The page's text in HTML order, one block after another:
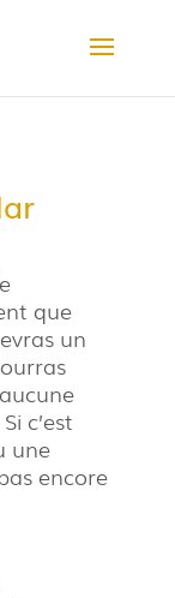
que
un
c’est
une
encore